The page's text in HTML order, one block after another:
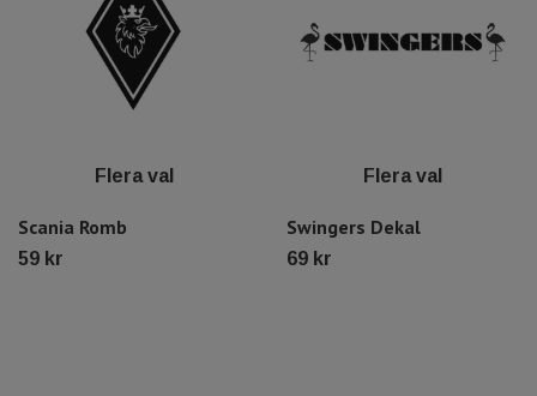
Flera val
Scania Romb
59 kr
Flera val
Swingers Dekal
69 kr